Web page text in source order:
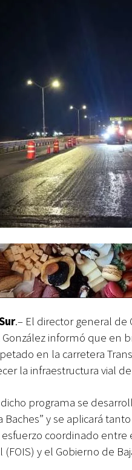
.– El director general de
informó que en
en la carretera
la infraestructura vial
programa se
y se aplicará
coordinado
y el Gobierno de